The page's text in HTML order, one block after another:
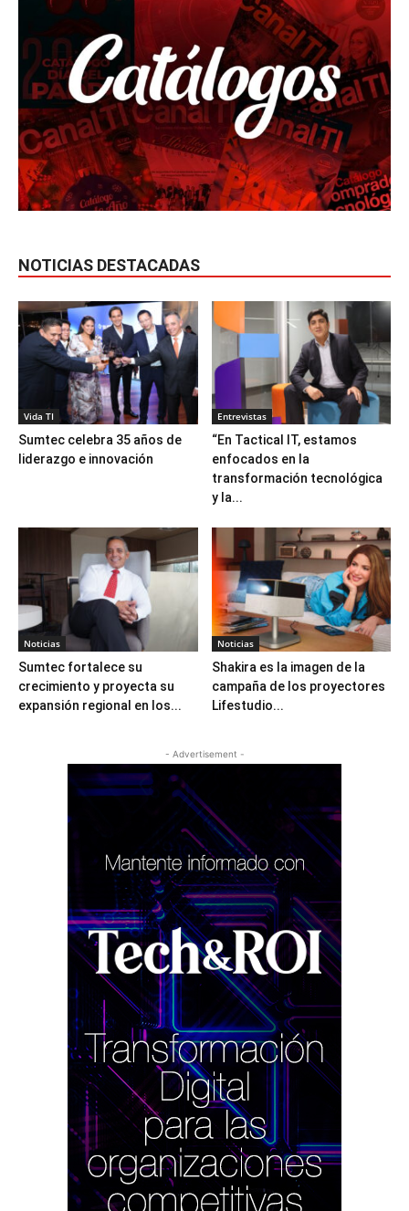
NOTICIAS DESTACADAS
Vida TI
Sumtec celebra 35 años de
liderazgo e innovación
Entrevistas
“En Tactical IT, estamos
enfocados en la
transformación tecnológica
y la...
Noticias
Sumtec fortalece su
crecimiento y proyecta su
expansión regional en los...
Noticias
Shakira es la imagen de la
campaña de los proyectores
Lifestudio...
- Advertisement -